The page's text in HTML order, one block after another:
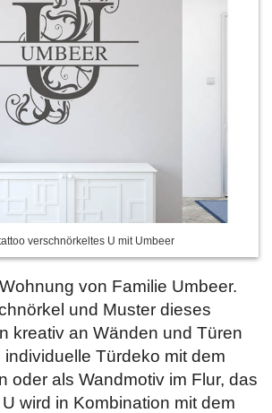
verschnörkeltes U mit Umbeer
von Familie Umbeer.
und Muster dieses
kreativ an Wänden und Türen
Türdeko mit dem
oder als Wandmotiv im Flur, das
wird in Kombination mit dem